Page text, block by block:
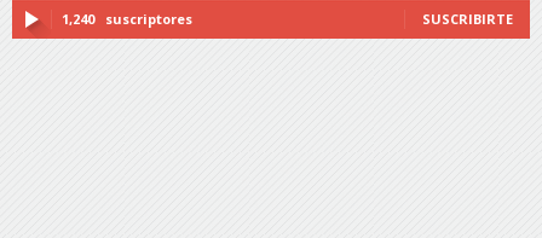
1,240 suscriptores SUSCRIBIRTE